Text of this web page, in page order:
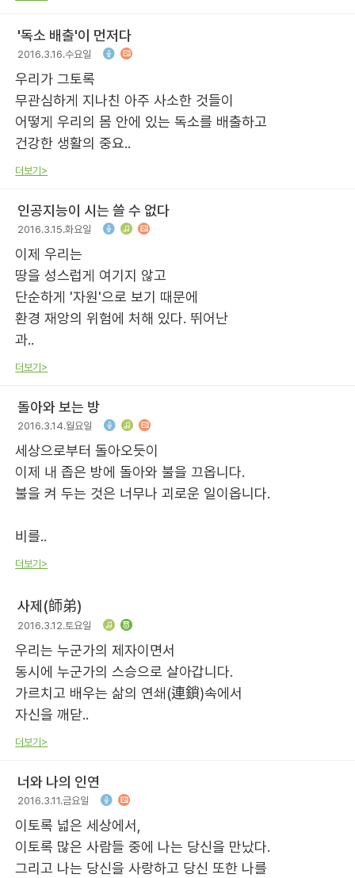
'독소 배출'이 먼저다
2016.3.16.수요일
우리가 그토록
무관심하게 지나친 아주 사소한 것들이
어떻게 우리의 몸 안에 있는 독소를 배출하고
건강한 생활의 중요..
더보기>
인공지능이 시는 쓸 수 없다
2016.3.15.화요일
이제 우리는
땅을 성스럽게 여기지 않고
단순하게 '자원'으로 보기 때문에
환경 재앙의 위험에 처해 있다. 뛰어난
과..
더보기>
돌아와 보는 방
2016.3.14.월요일
세상으로부터 돌아오듯이
이제 내 좁은 방에 돌아와 불을 끄옵니다.
불을 켜 두는 것은 너무나 괴로운 일이옵니다.
비를..
더보기>
사제(師弟)
2016.3.12.토요일
우리는 누군가의 제자이면서
동시에 누군가의 스승으로 살아갑니다.
가르치고 배우는 삶의 연쇄(連鎖)속에서
자신을 깨닫..
더보기>
너와 나의 인연
2016.3.11.금요일
이토록 넓은 세상에서,
이토록 많은 사람들 중에 나는 당신을 만났다.
그리고 나는 당신을 사랑하고 당신 또한 나를